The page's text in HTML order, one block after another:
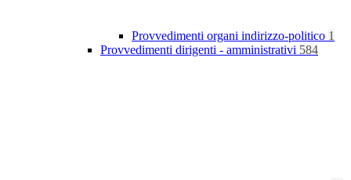
Provvedimenti organi indirizzo-politico 1
Provvedimenti dirigenti - amministrativi 584